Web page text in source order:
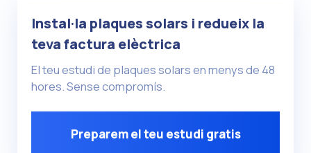
Instal·la plaques solars i redueix la
teva factura elèctrica
El teu estudi de plaques solars en menys de 48
hores. Sense compromís.
Preparem el teu estudi gratis